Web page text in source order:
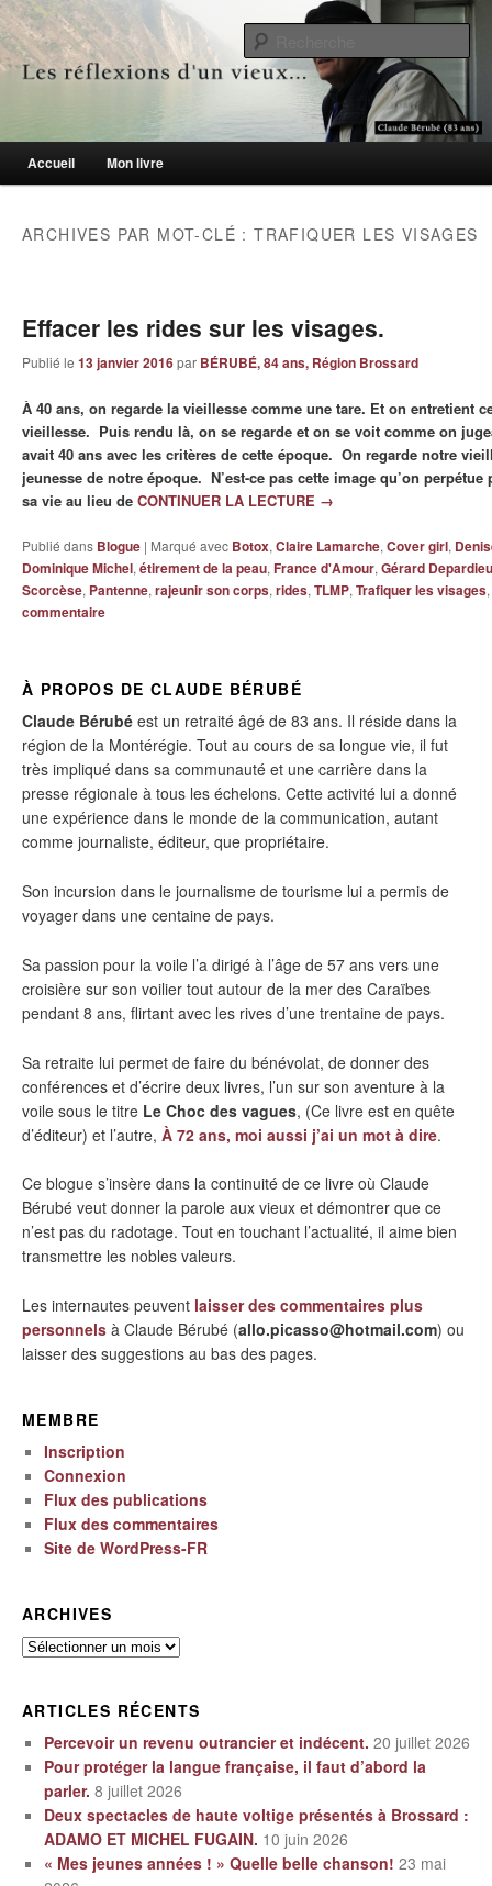
Les réflexions d'un vieux…
Le blogue des aînés de 65 ans et +
Menu principal
Aller au contenu principal
Aller au contenu secondaire
Accueil Mon livre
ARCHIVES PAR MOT-CLÉ :TRAFIQUER LES VISAGES
Effacer les rides sur les visages.
Publié le 13 janvier 2016par BÉRUBÉ, 84 ans, Région Brossard
À 40 ans, on regarde la vieillesse comme une tare. Et on entretient
vieillesse. Puis rendu là, on se regarde et on se voit comme on
avait 40 ans avec les critères de cette époque. On regarde notre
jeunesse de notre époque. N’est-ce pas cette image qu’on
sa vie au lieu de CONTINUER LA LECTURE →
Publié dans Blogue | Marqué avec Botox, Claire Lamarche, Cover girl,
Dominique Michel, étirement de la peau, France d'Amour, Gérard Depardieu
Scorcèse, Pantenne, rajeunir son corps, rides, TLMP, Trafiquer les visages,
commentaire
À PROPOS DE CLAUDE BÉRUBÉ
Claude Bérubé est un retraité âgé de 83 ans. Il réside dans la
région de la Montérégie. Tout au cours de sa longue vie, il fut
très impliqué dans sa communauté et une carrière dans la
presse régionale à tous les échelons. Cette activité lui a donné
une expérience dans le monde de la communication, autant
comme journaliste, éditeur, que propriétaire.
Son incursion dans le journalisme de tourisme lui a permis de
voyager dans une centaine de pays.
Sa passion pour la voile l’a dirigé à l’âge de 57 ans vers une
croisière sur son voilier tout autour de la mer des Caraïbes
pendant 8 ans, flirtant avec les rives d’une trentaine de pays.
Sa retraite lui permet de faire du bénévolat, de donner des
conférences et d’écrire deux livres, l’un sur son aventure à la
voile sous le titre Le Choc des vagues, (Ce livre est en quête
d’éditeur) et l’autre, À 72 ans, moi aussi j’ai un mot à dire.
Ce blogue s’insère dans la continuité de ce livre où Claude
Bérubé veut donner la parole aux vieux et démontrer que ce
n’est pas du radotage. Tout en touchant l’actualité, il aime bien
transmettre les nobles valeurs.
Les internautes peuvent laisser des commentaires plus
personnels à Claude Bérubé (allo.picasso@hotmail.com) ou
laisser des suggestions au bas des pages.
MEMBRE
Inscription
Connexion
Flux des publications
Flux des commentaires
Site de WordPress-FR
ARCHIVES
Archives
ARTICLES RÉCENTS
Percevoir un revenu outrancier et indécent. 20 juillet 2026
Pour protéger la langue française, il faut d’abord la
parler. 8 juillet 2026
Deux spectacles de haute voltige présentés à Brossard :
ADAMO ET MICHEL FUGAIN. 10 juin 2026
« Mes jeunes années ! » Quelle belle chanson! 23 mai